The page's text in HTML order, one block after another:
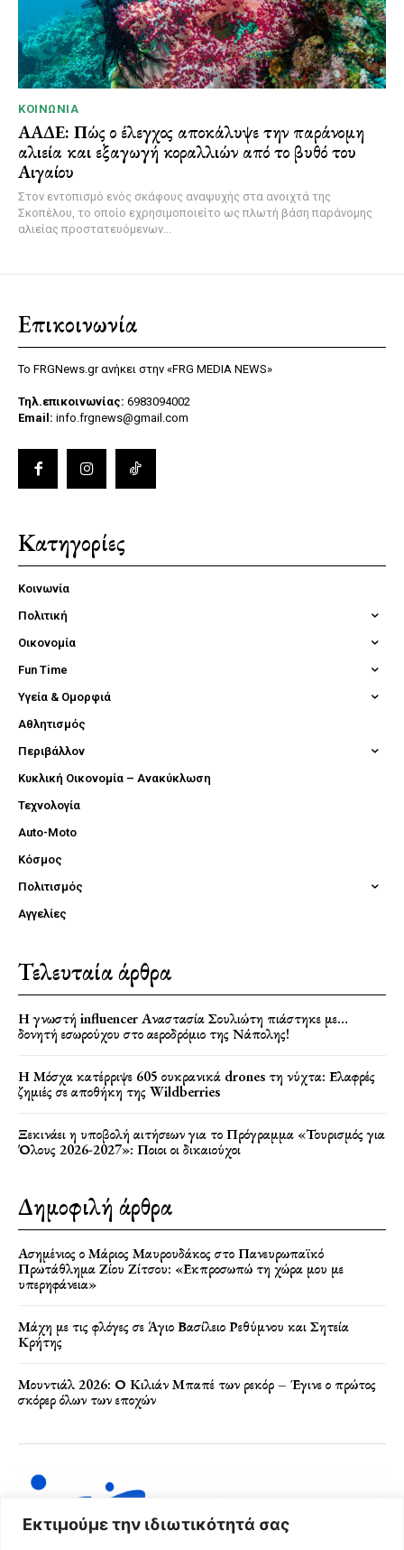
Εκτιμούμε την ιδιωτικότητά σας
ΚΟΙΝΩΝΊΑ
ΑΑΔΕ: Πώς ο έλεγχος αποκάλυψε την παράνομη
αλιεία και εξαγωγή κοραλλιών από το βυθό του
Αιγαίου
Στον εντοπισμό ενός σκάφους αναψυχής στα ανοιχτά της
Σκοπέλου, το οποίο εχρησιμοποιείτο ως πλωτή βάση παράνομης
αλιείας προστατευόμενων...
Επικοινωνία
Το FRGNews.gr ανήκει στην «FRG MEDIA NEWS»
Τηλ.επικοινωνίας: 6983094002
Email: info.frgnews@gmail.com
Κατηγορίες
Κοινωνία
Πολιτική
Οικονομία
Fun Time
Υγεία & Ομορφιά
Αθλητισμός
Περιβάλλον
Κυκλική Οικονομία – Ανακύκλωση
Τεχνολογία
Auto-Moto
Κόσμος
Πολιτισμός
Αγγελίες
Τελευταία άρθρα
Η γνωστή influencer Αναστασία Σουλιώτη πιάστηκε με…
δονητή εσωρούχου στο αεροδρόμιο της Νάπολης!
Η Μόσχα κατέρριψε 605 ουκρανικά drones τη νύχτα: Ελαφρές
ζημιές σε αποθήκη της Wildberries
Ξεκινάει η υποβολή αιτήσεων για το Πρόγραμμα «Τουρισμός για
Όλους 2026-2027»: Ποιοι οι δικαιούχοι
Δημοφιλή άρθρα
Ασημένιος ο Μάριος Μαυρουδάκος στο Πανευρωπαϊκό
Πρωτάθλημα Ζίου Ζίτσου: «Εκπροσωπώ τη χώρα μου με
υπερηφάνεια»
Μάχη με τις φλόγες σε Άγιο Βασίλειο Ρεθύμνου και Σητεία
Κρήτης
Μουντιάλ 2026: Ο Κιλιάν Μπαπέ των ρεκόρ – Έγινε ο πρώτος
σκόρερ όλων των εποχών